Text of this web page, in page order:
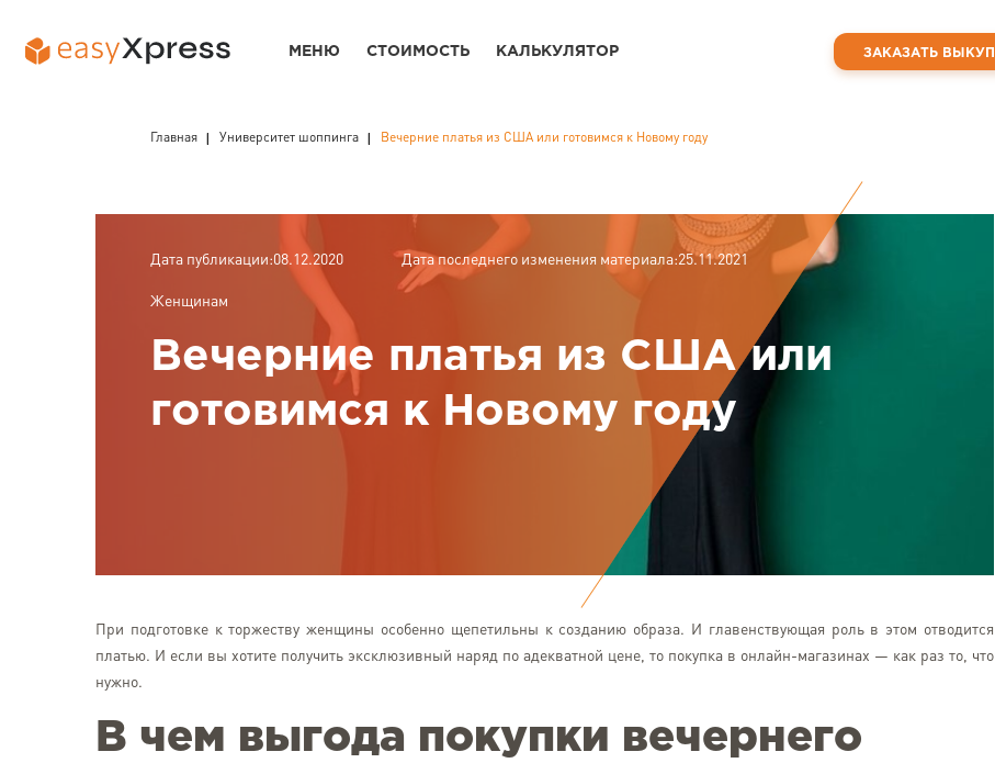
Главная Университет шоппинга Вечерние платья из США или готовимся к Новому году
Дата публикации:08.12.2020 Дата последнего изменения материала:25.11.2021
Женщинам
Вечерние платья из США или
готовимся к Новому году
При подготовке к торжеству женщины особенно щепетильны к созданию образа. И главенствующая роль в этом отводится
платью. И если вы хотите получить эксклюзивный наряд по адекватной цене, то покупка в онлайн-магазинах — как раз то, что
нужно.
В чем выгода покупки вечернего
МЕНЮ СТОИМОСТЬ КАЛЬКУЛЯТОР ЗАКАЗАТЬ ВЫКУП